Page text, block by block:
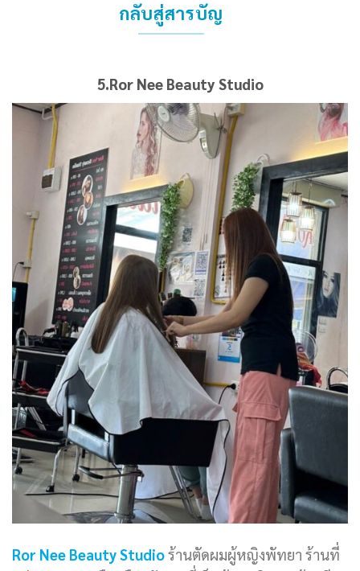
กลับสู่สารบัญ
5.Ror Nee Beauty Studio
Ror Nee Beauty Studioร้านตัดผมผู้หญิงพัทยา ร้านที่